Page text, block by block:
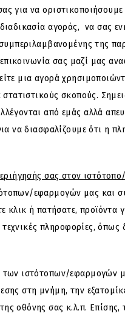
να
αγοράς, να σας
της
σας μαζί μας
μια αγορά
σκοπούς.
από εμάς αλλά
να διασφαλίζουμε ότι η
σας στον
εφαρμογών μας και
κλικ ή πατήσατε, προϊόντα
πληροφορίες,
ιστότοπων/εφαρμογών
στη μνήμη, την
οθόνης σας κ.λ.π.